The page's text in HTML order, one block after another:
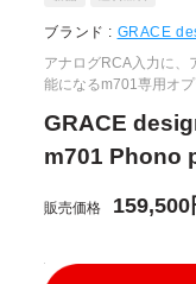
ブランド : GRACE
アナログRCA入力に、
能になるm701専用オプ
GRACE
m701 Phono
販売価格 159,500